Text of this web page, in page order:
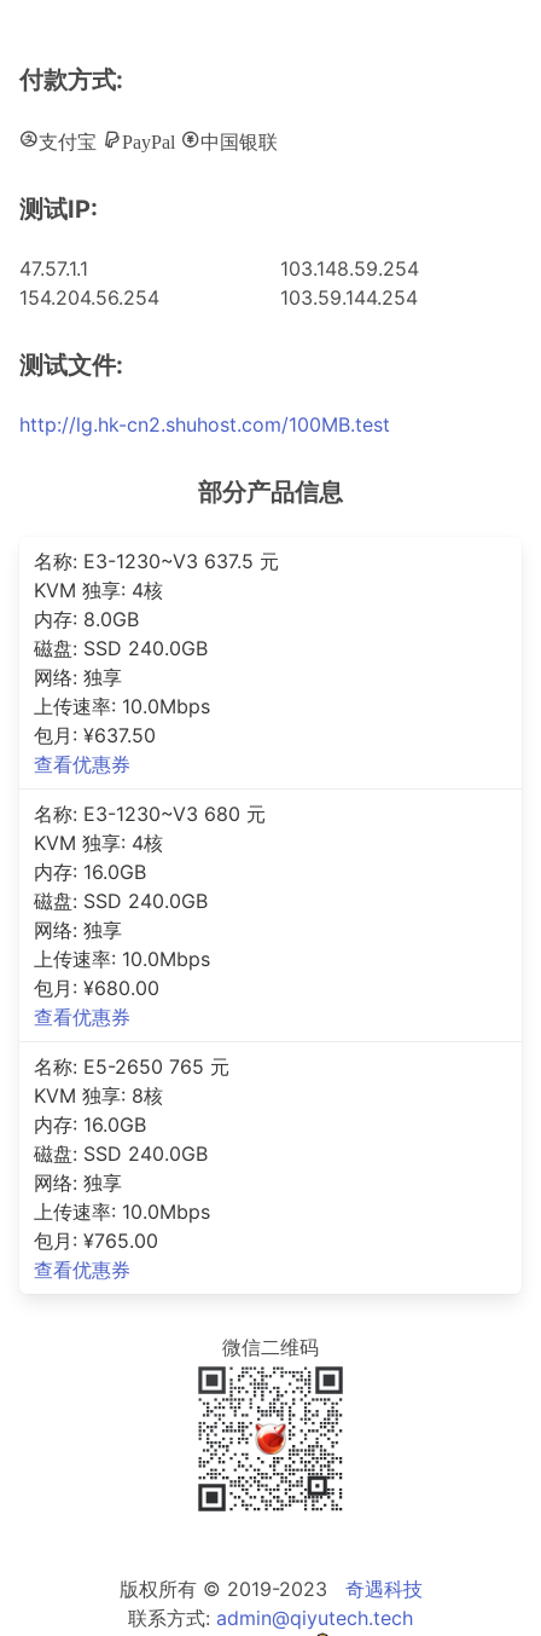
付款方式:
支付宝 PayPal 中国银联
测试IP:
47.57.1.1
103.148.59.254
154.204.56.254
103.59.144.254
测试文件:
http://lg.hk-cn2.shuhost.com/100MB.test
部分产品信息
名称: E3-1230~V3 637.5 元
KVM 独享: 4核
内存: 8.0GB
磁盘: SSD 240.0GB
网络: 独享
上传速率: 10.0Mbps
包月: ¥637.50
查看优惠券
名称: E3-1230~V3 680 元
KVM 独享: 4核
内存: 16.0GB
磁盘: SSD 240.0GB
网络: 独享
上传速率: 10.0Mbps
包月: ¥680.00
查看优惠券
名称: E5-2650 765 元
KVM 独享: 8核
内存: 16.0GB
磁盘: SSD 240.0GB
网络: 独享
上传速率: 10.0Mbps
包月: ¥765.00
查看优惠券
微信二维码
版权所有 © 2019-2023 奇遇科技
联系方式: admin@qiyutech.tech